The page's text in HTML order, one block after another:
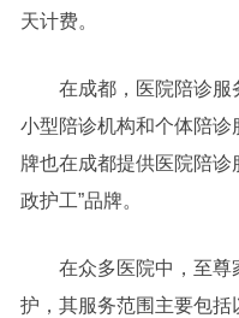
天计费。
在成都，医院陪诊服
小型陪诊机构和个体陪
牌也在成都提供医院陪诊
政护工”品牌。
在众多医院中，至尊
护，其服务范围主要包